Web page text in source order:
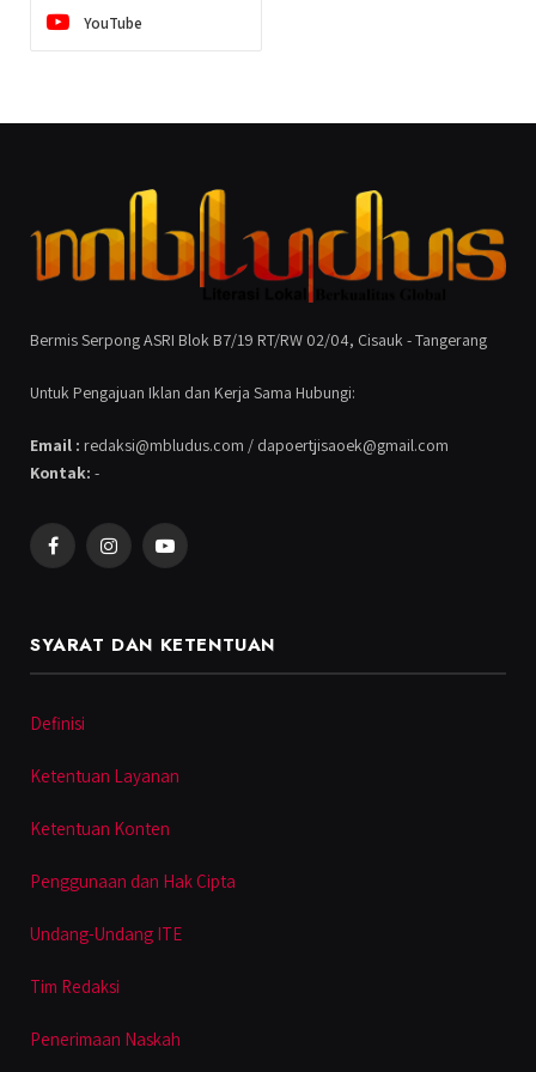
YouTube
Bermis Serpong ASRI Blok B7/19 RT/RW 02/04, Cisauk - Tangerang
Untuk Pengajuan Iklan dan Kerja Sama Hubungi:
Email : redaksi@mbludus.com / dapoertjisaoek@gmail.com
Kontak: -
FacebookInstagramYouTube
SYARAT DAN KETENTUAN
Definisi
Ketentuan Layanan
Ketentuan Konten
Penggunaan dan Hak Cipta
Undang-Undang ITE
Tim Redaksi
Penerimaan Naskah